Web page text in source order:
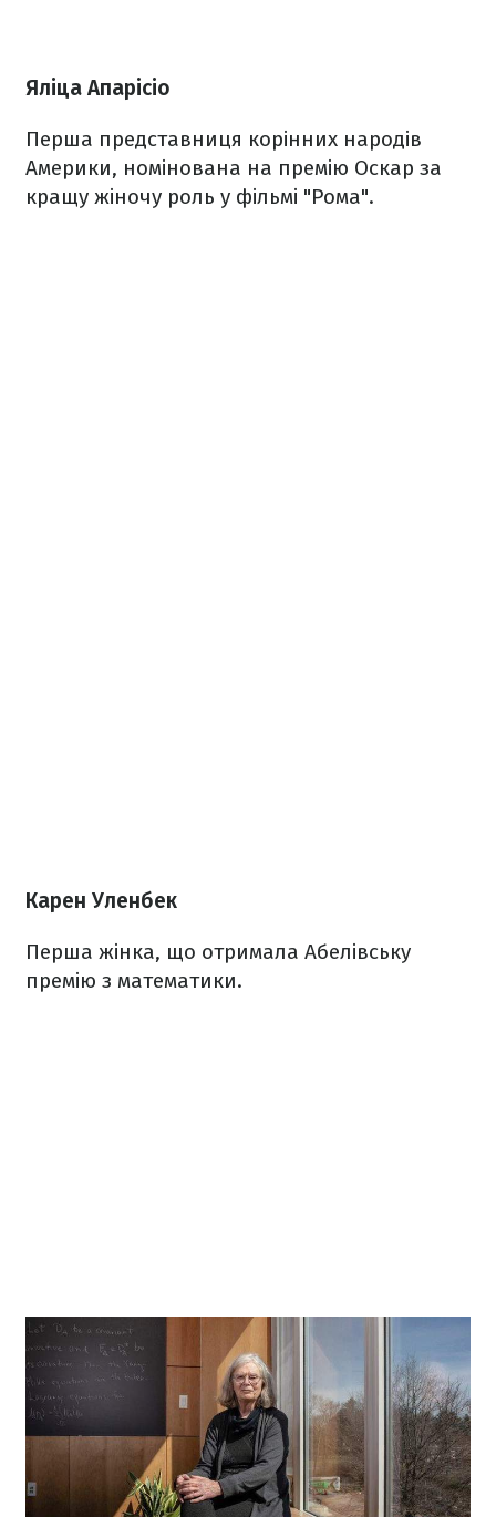
Яліца Апарісіо
Перша представниця корінних народів
Америки, номінована на премію Оскар за
кращу жіночу роль у фільмі "Рома".
Карен Уленбек
Перша жінка, що отримала Абелівську
премію з математики.